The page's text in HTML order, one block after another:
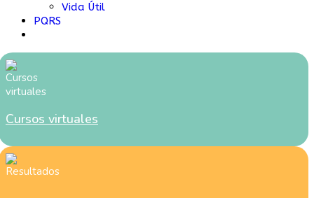
Vida Útil
PQRS
Cursos virtuales